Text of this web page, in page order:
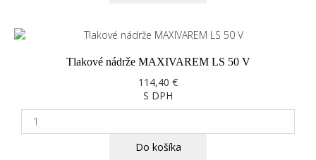
Tlakové nádrže MAXIVAREM LS 50 V
114,40 €
S DPH
Do košíka